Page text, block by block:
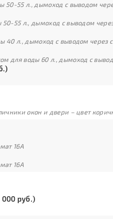
50-55 л., дымоход с выводом
55 л., дымоход с выводом
40 л., дымоход с выводом через
для воды 60 л., дымоход с
окон и двери – цвет
16А
16А
руб.)